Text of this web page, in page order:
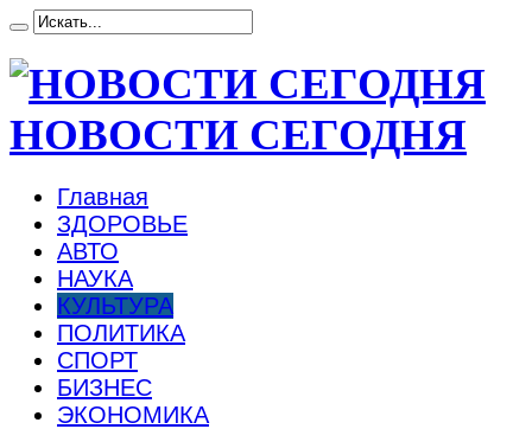
НОВОСТИ СЕГОДНЯ
Главная
ЗДОРОВЬЕ
АВТО
НАУКА
КУЛЬТУРА
ПОЛИТИКА
СПОРТ
БИЗНЕС
ЭКОНОМИКА